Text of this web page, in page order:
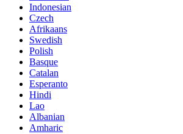
Indonesian
Czech
Afrikaans
Swedish
Polish
Basque
Catalan
Esperanto
Hindi
Lao
Albanian
Amharic